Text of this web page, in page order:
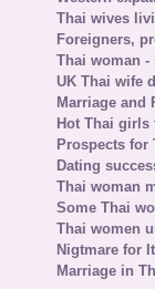
Thai wives
Foreigners,
Thai woman
UK Thai wife
Marriage and
Hot Thai girls
Prospects for
Dating
Thai woman
Some Thai
Thai women
Nigtmare for
Marriage in